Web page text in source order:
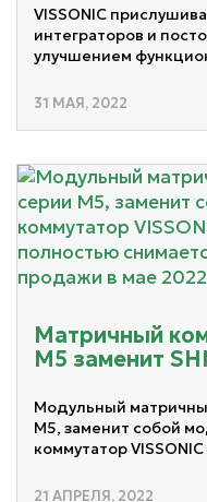
VISSONIC
интеграторов и
улучшением
31 МАЯ, 2022
Матричный
M5 заменит
Модульный
M5, заменит собой
коммутатор VISSONIC
21 АПРЕЛЯ, 2022